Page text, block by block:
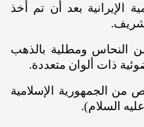
الإيرانية بعد أن تم أخذ
النحاس ومطلية بالذهب
ذات ألوان متعددة.
من الجمهورية الإسلامية
السلام).